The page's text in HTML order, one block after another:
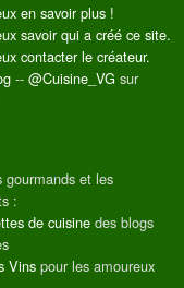
en savoir plus !
savoir qui a créé ce site.
contacter le créateur.
-- @Cuisine_VG sur
gourmands et les
:
de cuisine des blogs
Vins pour les amoureux